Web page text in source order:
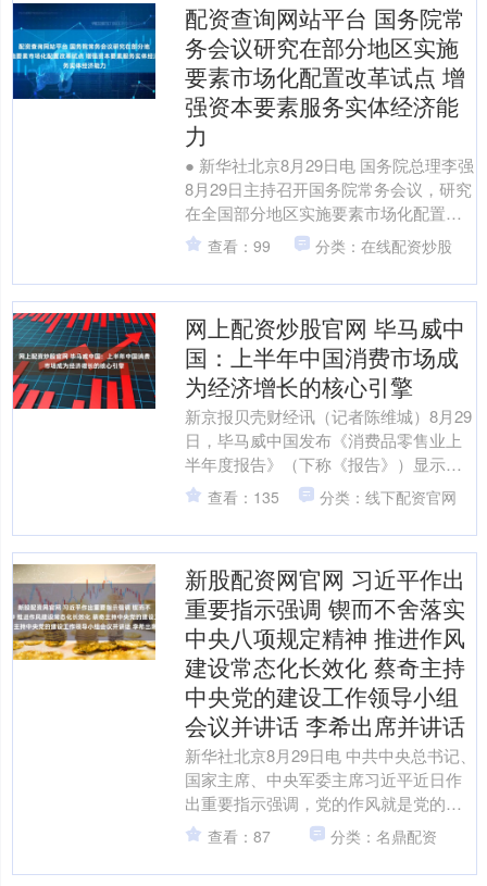
配资查询网站平台 国务院常
务会议研究在部分地区实施
要素市场化配置改革试点 增
强资本要素服务实体经济能
力
● 新华社北京8月29日电 国务院总理李强
8月29日主持召开国务院常务会议，研究
在全国部分地区实施要素市场化配置综
合改革试点工作，部署开展县域普通高
中振兴行动，....
查看：99 分类：在线配资炒股
网上配资炒股官网 毕马威中
国：上半年中国消费市场成
为经济增长的核心引擎
新京报贝壳财经讯（记者陈维城）8月29
日，毕马威中国发布《消费品零售业上
半年度报告》（下称《报告》）显示，
随着徒步、露营、骑行和水上运动等户
外活动日益流行，城市....
查看：135 分类：线下配资官网
新股配资网官网 习近平作出
重要指示强调 锲而不舍落实
中央八项规定精神 推进作风
建设常态化长效化 蔡奇主持
中央党的建设工作领导小组
会议并讲话 李希出席并讲话
新华社北京8月29日电 中共中央总书记、
国家主席、中央军委主席习近平近日作
出重要指示强调，党的作风就是党的形
象，关系人心向背，关系党的生死存
亡。要持续抓好中央八....
查看：87 分类：名鼎配资